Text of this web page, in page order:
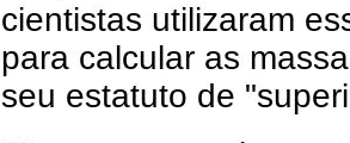
cientistas utilizaram
para calcular as
seu estatuto de